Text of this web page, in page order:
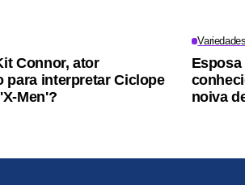
Connor, ator
para interpretar Ciclope
Men'?
Variedades
noiva